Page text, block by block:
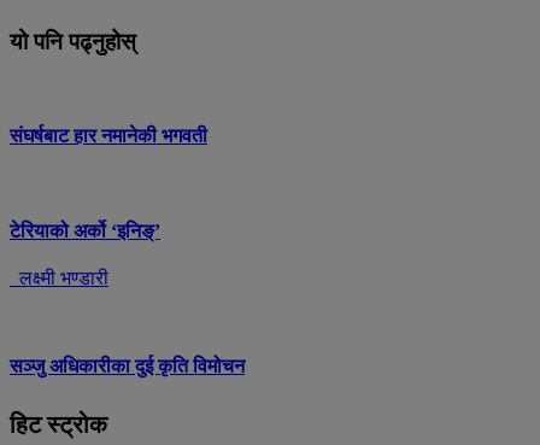
यो पनि पढ्नुहोस्
संघर्षबाट हार नमानेकी भगवती
टेरियाको अर्को ‘इनिङ्’
लक्ष्मी भण्डारी
सञ्जु अधिकारीका दुई कृति विमोचन
हिट स्ट्रोक